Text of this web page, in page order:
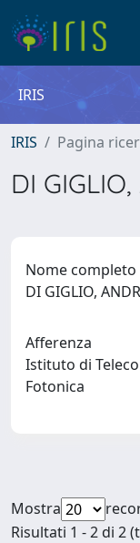
IRIS
IRIS Pagina
DI
Nome completo
DI GIGLIO,
Afferenza
Istituto di
Fotonica
Mostra
Risultati 1 - 2 di 2